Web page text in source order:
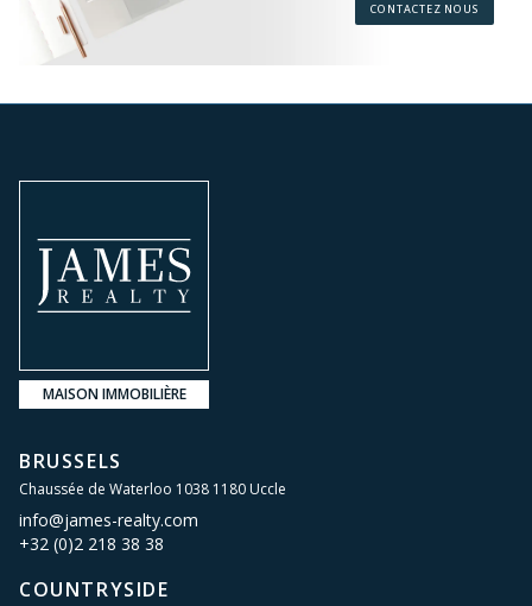
CONTACTEZ NOUS
MAISON IMMOBILIÈRE
BRUSSELS
Chaussée de Waterloo 1038 1180 Uccle
info@james-realty.com
+32 (0)2 218 38 38
COUNTRYSIDE